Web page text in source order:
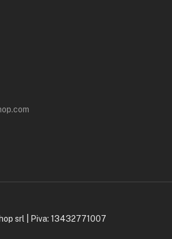
srl | Piva: 13432771007